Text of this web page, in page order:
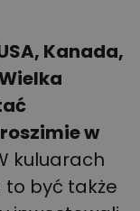
Kanada,
w
kuluarach
to być także